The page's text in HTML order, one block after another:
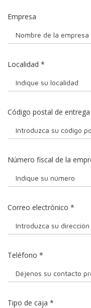
Empresa
Localidad *
Código postal de
Número fiscal de la
Correo electrónico *
Teléfono *
Tipo de caja *